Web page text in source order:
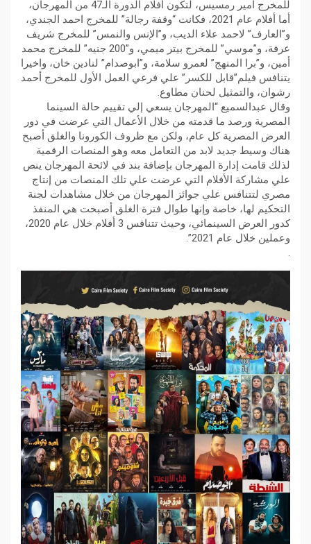
للمخرج أمير رمسيس، لتكون أفلام الدورة الـ47 من المهرجان،
أما أفلام عام 2021، فكانت “وقفة رجالة” للمخرج احمد الجندي،
و”العارف” لاحمد علاء الديب، و”الإنس والنمس” للمخرج شريف
عرفة، و”موسي” للمخرج بيتر ميمي، و”200 جنيه” للمخرج محمد
أمين، و”برا المنهج” لعمرو سلامة، و”ابوصدام” لنادين خان، واخيرا
يتنافس فيلم”قابل للكسر” علي فرعي العمل الأول للمخرج أحمد
رشوان، والتمثيل لحنان مطاوع.
وقال عبدالسميع “المهرجان يسعي إلي تقييم حالة السينما
المصرية ورصد ما قدمته من خلال الأعمال التي عرضت في دور
العرض المصرية كل عام، ولكن مع ظروف الكورونا والغلق أصبح
هناك وسيط جديد لابد من التعامل معه وهو المنصات الرقمية
لذلك قامت إدارة المهرجان بإضافة بند في لائحة المهرجان ينص
علي مشاركة الأفلام التي عرضت علي تلك المنصات من إنتاج
مصري لتتنافس علي جوائز المهرجان من خلال مشاهدات لجنة
التحكيم لها، خاصة وإنها طوال فترة الغلق أصبحت هي المنفذ
كدور العرض السينمائي، وحيث تتنافس 3 أفلام خلال عام 2020،
وعملين خلال عام 2021”.
.